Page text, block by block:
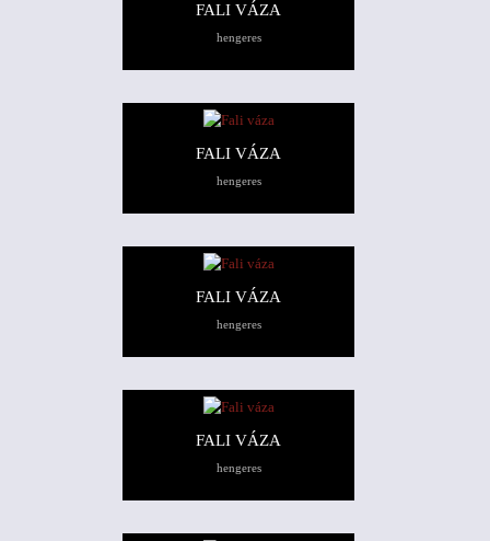
FALI VÁZA
hengeres
FALI VÁZA
hengeres
FALI VÁZA
hengeres
FALI VÁZA
hengeres